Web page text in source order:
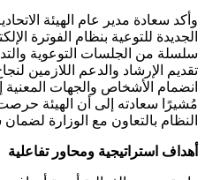
وأكد سعادة مدير عام الهيئة
الجديدة للتوعية بنظام الفوترة
سلسلة من الجلسات التوعوية
تقديم الإرشاد والدعم اللازمين
انضمام الأشخاص والجهات المعنية
مُشيرًا سعادته إلى أن الهيئة
النظام بالتعاون مع الوزارة
أهداف استراتيجية ومحاور تفاعلية